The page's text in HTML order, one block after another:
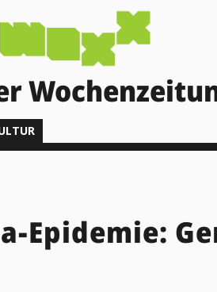
Epidemie: